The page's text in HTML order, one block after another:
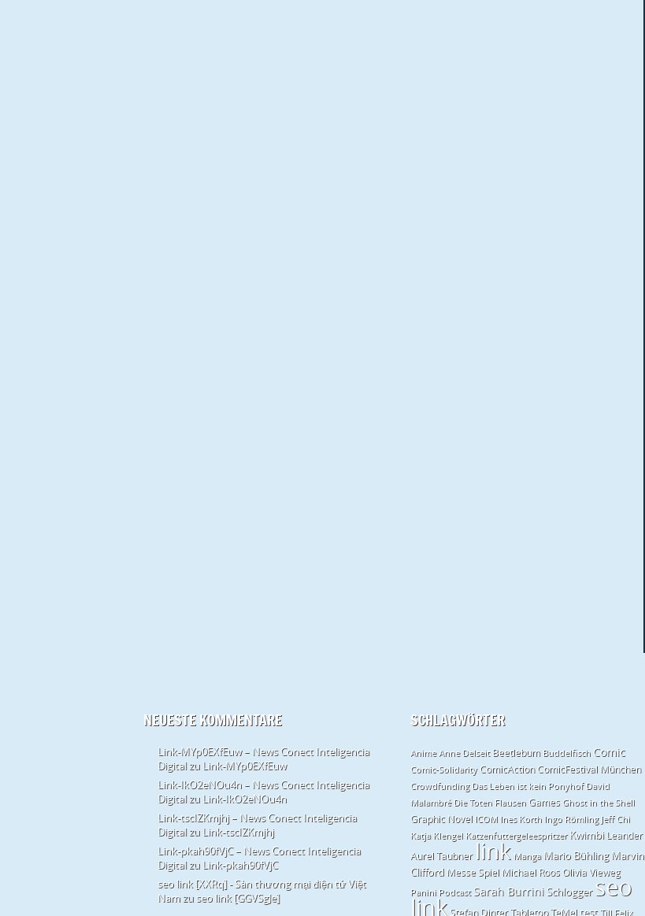
NEUESTE KOMMENTARE
Link-MYp0EXfEuw – News Conect Inteligencia
Digitalzu Link-MYp0EXfEuw
Link-IkO2eNOu4n – News Conect Inteligencia
Digitalzu Link-IkO2eNOu4n
Link-tscIZKmjhj – News Conect Inteligencia
Digitalzu Link-tscIZKmjhj
Link-pkah90fVjC – News Conect Inteligencia
Digitalzu Link-pkah90fVjC
seo link [XXRq] - Sàn thương mại điện tử Việt
Nam zu seo link [GGVSgJe]
SCHLAGWÖRTER
Anime Anne Delseit Beetlebum Buddelfisch Comic
Comic-Solidarity ComicAction ComicFestival München
Crowdfunding Das Leben ist kein Ponyhof David
Malambré Die Toten Flausen Games Ghost in the Shell
Graphic Novel ICOM Ines Korth Ingo Römling Jeff Chi
Katja Klengel Katzenfuttergeleespritzer Kwimbi Leander
Aurel Taubner link Manga Mario Bühling Marvin
Clifford Messe Spiel Michael Roos Olivia Vieweg
Panini Podcast Sarah Burrini Schlogger seo
link Stefan Dinter Tabletop TeMel test Till Felix